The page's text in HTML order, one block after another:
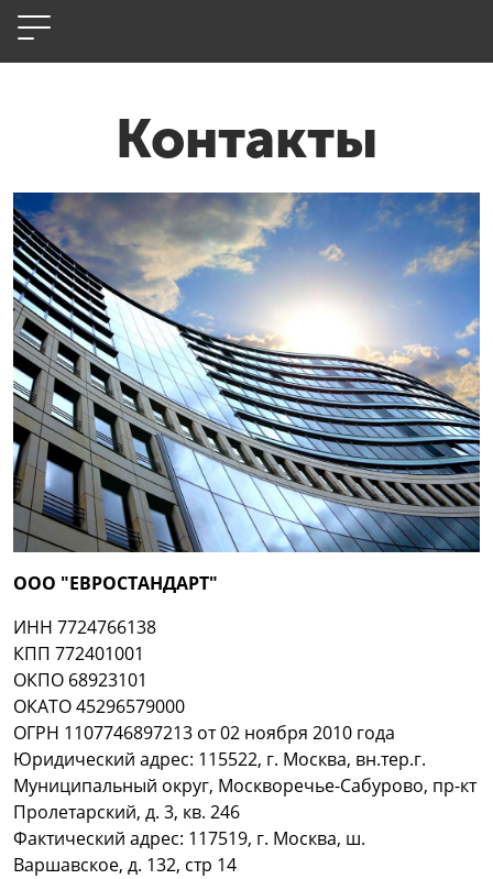
Контакты
ООО "ЕВРОСТАНДАРТ"
ИНН 7724766138
КПП 772401001
ОКПО 68923101
ОКАТО 45296579000
ОГРН 1107746897213 от 02 ноября 2010 года
Юридический адрес: 115522, г. Москва, вн.тер.г.
Муниципальный округ, Москворечье-Сабурово, пр-кт
Пролетарский, д. 3, кв. 246
Фактический адрес: 117519, г. Москва, ш.
Варшавское, д. 132, стр 14